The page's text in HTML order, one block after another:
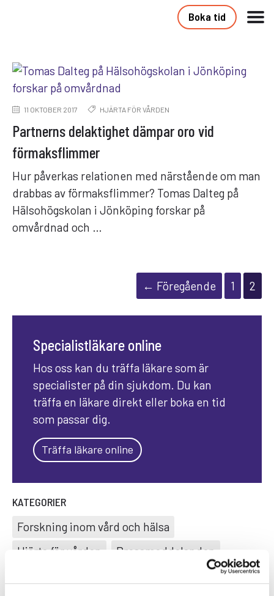
Boka tid
11 OKTOBER 2017 HJÄRTA FÖR VÅRDEN
Partnerns delaktighet dämpar oro vid
förmaksflimmer
Hur påverkas relationen med närstående om man
drabbas av förmaksflimmer? Tomas Dalteg på
Hälsohögskolan i Jönköping forskar på
omvårdnad och …
← Föregående 1 2
Specialistläkare online
Hos oss kan du träffa läkare som är
specialister på din sjukdom. Du kan
träffa en läkare direkt eller boka en tid
som passar dig.
Träffa läkare online
KATEGORIER
Forskning inom vård och hälsa
Hjärta för vården
Pressmeddelanden
Vården internationellt